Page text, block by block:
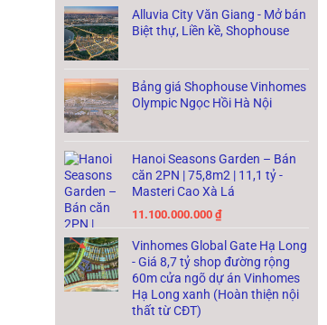
Alluvia City Văn Giang - Mở bán
Biệt thự, Liền kề, Shophouse
Bảng giá Shophouse Vinhomes
Olympic Ngọc Hồi Hà Nội
Hanoi Seasons Garden – Bán
căn 2PN | 75,8m2 | 11,1 tỷ -
Masteri Cao Xà Lá
11.100.000.000 ₫
Vinhomes Global Gate Hạ Long
- Giá 8,7 tỷ shop đường rộng
60m cửa ngõ dự án Vinhomes
Hạ Long xanh (Hoàn thiện nội
thất từ CĐT)